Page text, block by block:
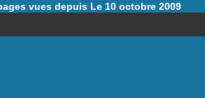
vues depuis Le 10 octobre 2009